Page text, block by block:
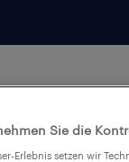
Sie die
Erlebnis setzen wir